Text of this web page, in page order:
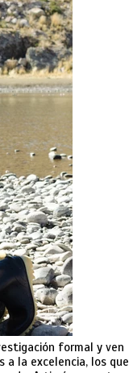
formal y ven
la excelencia, los que